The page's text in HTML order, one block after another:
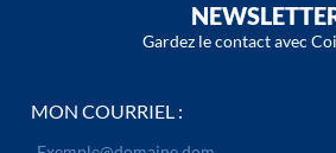
Gardez le contact avec
MON COURRIEL :